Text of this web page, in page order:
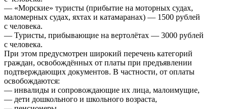
— «Морские» туристы (прибытие на моторных судах,
маломерных судах, яхтах и катамаранах) — 1500 рублей
с человека.
— Туристы, прибывающие на вертолётах — 3000 рублей
с человека.
При этом предусмотрен широкий перечень категорий
граждан, освобождённых от платы при предъявлении
подтверждающих документов. В частности, от оплаты
освобождаются:
— инвалиды и сопровождающие их лица, малоимущие,
— дети дошкольного и школьного возраста,